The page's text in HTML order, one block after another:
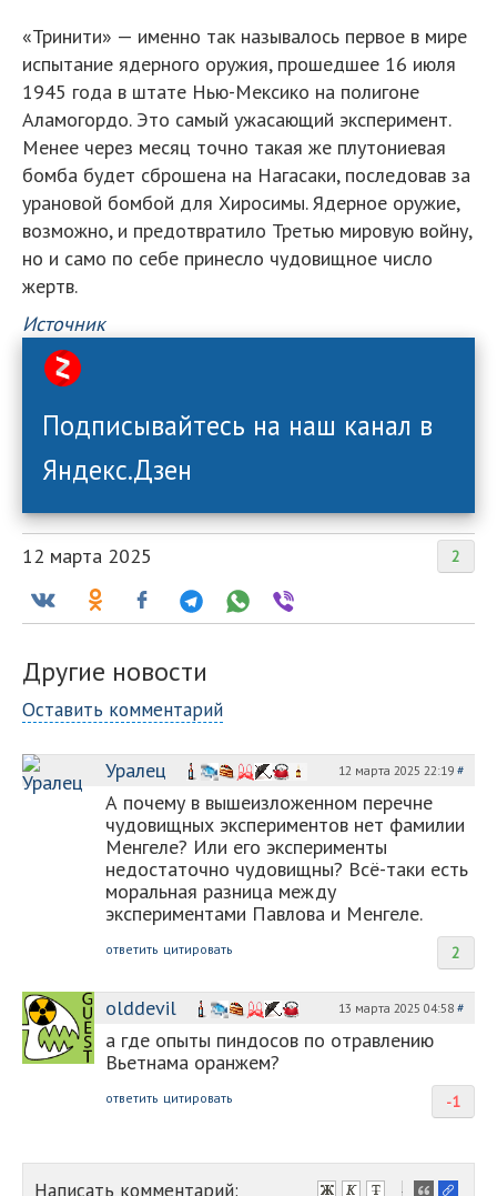
«Тринити» — именно так называлось первое в мире
испытание ядерного оружия, прошедшее 16 июля
1945 года в штате Нью-Мексико на полигоне
Аламогордо. Это самый ужасающий эксперимент.
Менее через месяц точно такая же плутониевая
бомба будет сброшена на Нагасаки, последовав за
урановой бомбой для Хиросимы. Ядерное оружие,
возможно, и предотвратило Третью мировую войну,
но и само по себе принесло чудовищное число
жертв.
Источник
Подписывайтесь на наш канал в
Яндекс.Дзен
2
12 марта 2025
Другие новости
Оставить комментарий
Уралец 12 марта 2025 22:19 #
А почему в вышеизложенном перечне
чудовищных экспериментов нет фамилии
Менгеле? Или его эксперименты
недостаточно чудовищны? Всё-таки есть
моральная разница между
экспериментами Павлова и Менгеле.
2
ответить цитировать
olddevil 13 марта 2025 04:58 #
а где опыты пиндосов по отравлению
Вьетнама оранжем?
-1
ответить цитировать
Написать комментарий: -